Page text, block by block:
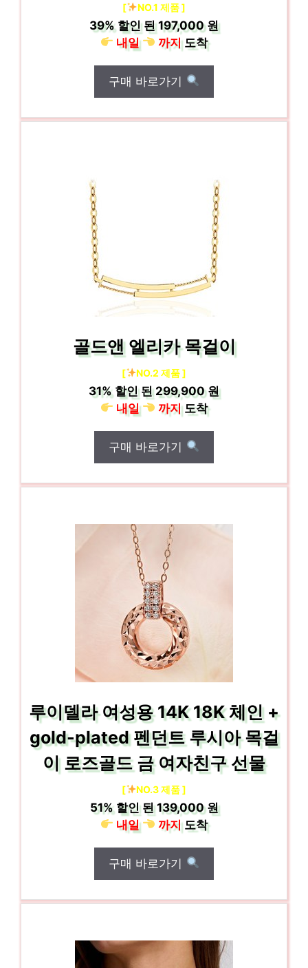
[ NO.1 제품 ]
39% 할인 된197,000 원
내일
까지도착
구매 바로가기
골드앤 엘리카 목걸이
[ NO.2 제품 ]
31% 할인 된299,900 원
내일
까지도착
구매 바로가기
루이델라 여성용 14K 18K 체인 +
gold-plated 펜던트 루시아 목걸
이 로즈골드 금 여자친구 선물
[ NO.3 제품 ]
51%할인 된139,000 원
내일
까지도착
구매 바로가기